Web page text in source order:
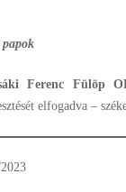
papok
Ferenc Fülöp
elfogadva –